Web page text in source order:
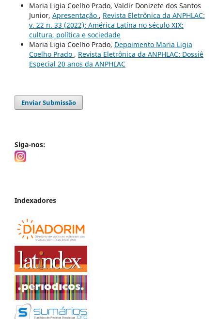
Maria Ligia Coelho Prado, Valdir Donizete dos Santos
Junior, Apresentação , Revista Eletrônica da ANPHLAC:
v. 22 n. 33 (2022): América Latina no século XIX:
cultura, política e sociedade
Maria Ligia Coelho Prado, Depoimento Maria Ligia
Coelho Prado , Revista Eletrônica da ANPHLAC: Dossiê
Especial 20 anos da ANPHLAC
Enviar Submissão
Siga-nos:
Indexadores